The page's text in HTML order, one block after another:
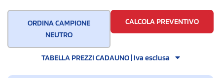
ORDINA CAMPIONE
NEUTRO
CALCOLA PREVENTIVO
TABELLA PREZZI CADAUNO | Iva esclusa